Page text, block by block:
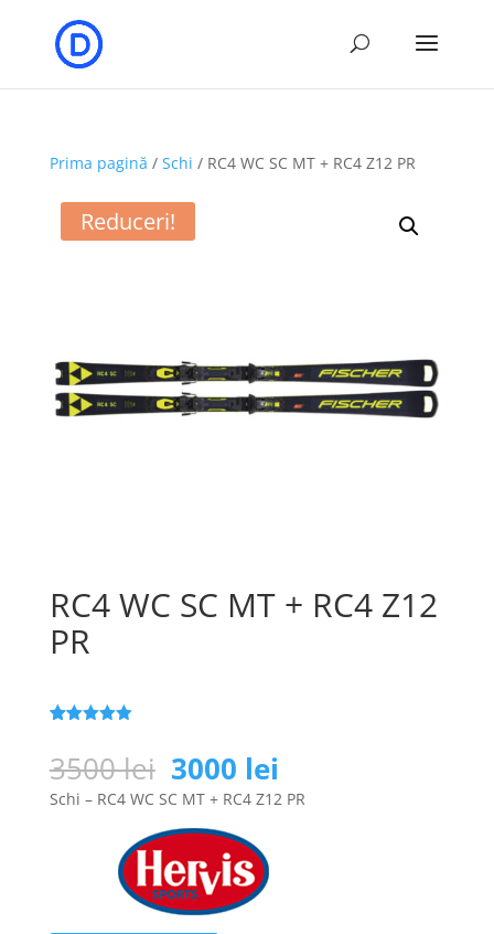
Prima pagină / Schi / RC4 WC SC MT + RC4 Z12 PR
Reduceri!
RC4 WC SC MT + RC4 Z12
PR
pe baza a
de evaluări
de la clienți
3500lei Prețul
inițial
a
fost:
3500 lei.
3000 lei
curent
este:
Schi – RC4 WC SC MT + RC4 Z12 PR